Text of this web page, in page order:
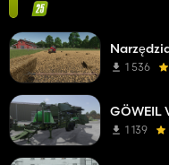
1 536
GÖWEIL
1 139